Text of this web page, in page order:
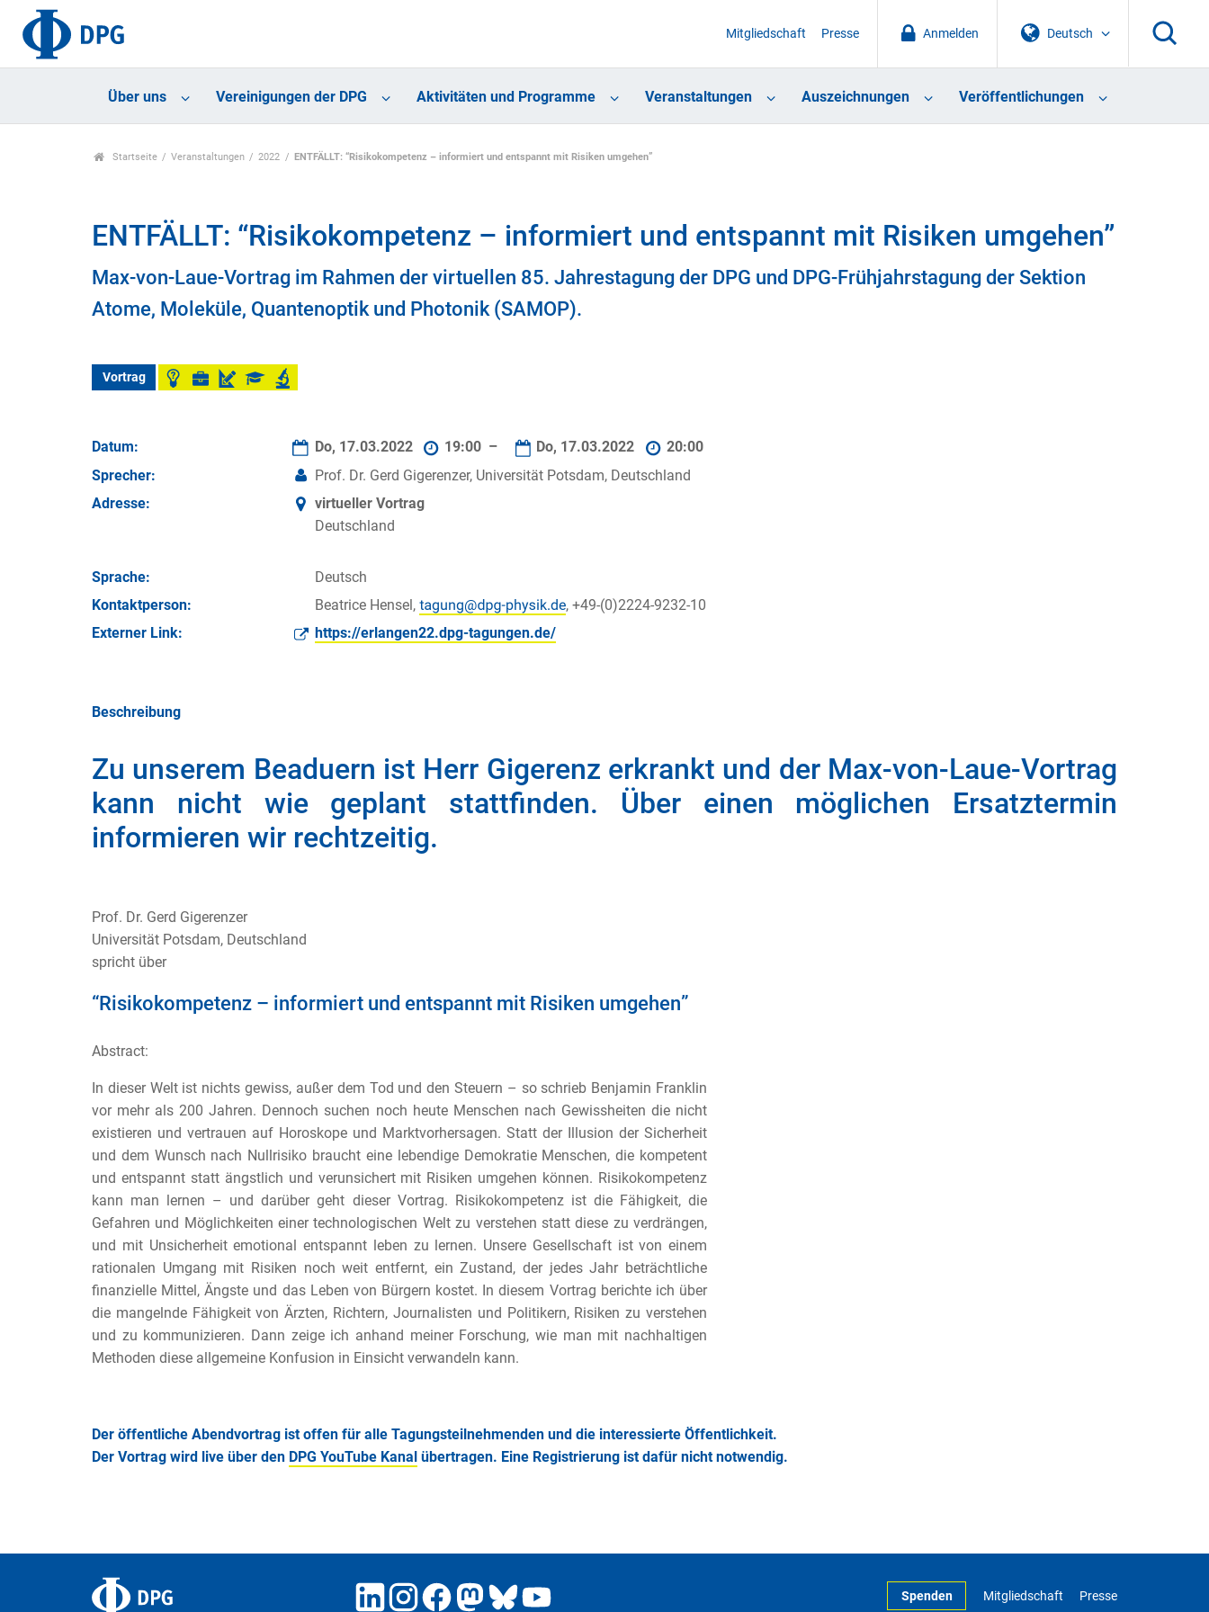
Deutsch
Anmelden
Mitgliedschaft Presse
Über uns Vereinigungen der DPG Aktivitäten und Programme Veranstaltungen Auszeichnungen Veröffentlichungen
Startseite Veranstaltungen 2022 ENTFÄLLT: “Risikokompetenz – informiert und entspannt mit Risiken umgehen”
ENTFÄLLT: “Risikokompetenz – informiert und entspannt mit Risiken umgehen”
Max-von-Laue-Vortrag im Rahmen der virtuellen 85. Jahrestagung der DPG und DPG-Frühjahrstagung der Sektion
Atome, Moleküle, Quantenoptik und Photonik (SAMOP).
Vortrag
Datum: Do, 17.03.2022 19:00 – Do, 17.03.2022
20:00
Sprecher:
Prof. Dr. Gerd Gigerenzer, Universität Potsdam, Deutschland
Adresse:
virtueller Vortrag
Deutschland
Sprache:
Deutsch
Kontakt­person:
Beatrice Hensel,
, +49-(0)2224-9232-10
Externer Link:
https://erlangen22.dpg-tagungen.de/
Beschreibung
Zu unserem Beaduern ist Herr Gigerenz erkrankt und der Max-von-Laue-Vortrag
kann nicht wie geplant stattfinden. Über einen möglichen Ersatztermin
informieren wir rechtzeitig.
Prof. Dr. Gerd Gigerenzer
Universität Potsdam, Deutschland
spricht über
“Risikokompetenz – informiert und entspannt mit Risiken umgehen”
Abstract:
In dieser Welt ist nichts gewiss, außer dem Tod und den Steuern – so schrieb Benjamin Franklin
vor mehr als 200 Jahren. Dennoch suchen noch heute Menschen nach Gewissheiten die nicht
existieren und vertrauen auf Horoskope und Marktvorhersagen. Statt der Illusion der Sicherheit
und dem Wunsch nach Nullrisiko braucht eine lebendige Demokratie Menschen, die kompetent
und entspannt statt ängstlich und verunsichert mit Risiken umgehen können. Risikokompetenz
kann man lernen – und darüber geht dieser Vortrag. Risikokompetenz ist die Fähigkeit, die
Gefahren und Möglichkeiteneiner technologischen Welt zu verstehen statt diese zu verdrängen,
und mit Unsicherheit emotional entspannt leben zu lernen. Unsere Gesellschaft ist von einem
rationalen Umgang mit Risiken noch weit entfernt, ein Zustand, der jedes Jahr beträchtliche
finanzielle Mittel, Ängste und das Leben von Bürgern kostet. In diesem Vortrag berichte ich über
die mangelnde Fähigkeit von Ärzten, Richtern, Journalisten und Politikern, Risiken zu verstehen
und zu kommunizieren. Dann zeige ich anhand meiner Forschung, wie man mit nachhaltigen
Methoden diese allgemeine Konfusion in Einsicht verwandeln kann.
Der öffentliche Abendvortrag ist offen für alle Tagungsteilnehmenden und die interessierte Öffentlichkeit.
Der Vortrag wird live über den DPG YouTube Kanal übertragen. Eine Registrierung ist dafür nicht notwendig.
Spenden Mitgliedschaft Presse